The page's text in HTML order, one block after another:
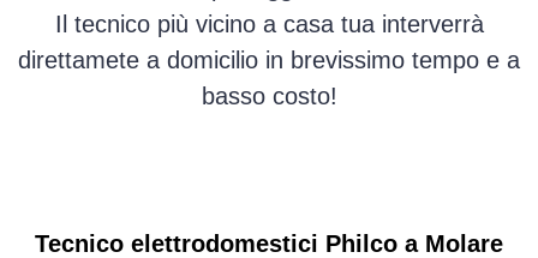
Il tecnico più vicino a casa tua interverrà
direttamete a domicilio in brevissimo tempo e a
basso costo!
Tecnico elettrodomestici Philco a Molare